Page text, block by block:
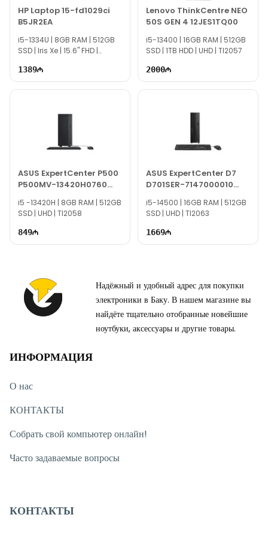
Если вам нужна помощь с выбором, наши опытные
специалисты доступны ежедневно с 10:00 до 19:00.
По всем вопросам, связанным с Asus ExpertCenter
P500 P500MV-13620H0010 90PF05I1-M004S0, мы
всегда готовы ответить через онлайн-поддержку на нашем
сайте.
электронной почте или отправить сообщение на наш номер
Благодарим вас за проявленный интерес!
​HP Laptop 15-fd1029ci
B5JR2EA
i5-1334U | 8GB RAM | 512GB
SSD | Iris Xe | 15.6" FHD |
1389
Lenovo ThinkCentre NEO
50S GEN 4 12JES1TQ00
i5-13400 | 16GB RAM | 512GB
SSD | 1TB HDD | UHD | TI2057
2000
ASUS ExpertCenter P500
P500MV-13420H0760
90PF05I1-M00CR0
i5 -13420H | 8GB RAM | 512GB
SSD | UHD | TI2058
849
ASUS ExpertCenter D7
D701SER-7147000010
90PF05N1-M000S0
i5-14500 | 16GB RAM | 512GB
SSD | UHD | TI2063
1669
Надёжный и удобный адрес для покупки
электроники в Баку. В нашем магазине вы
найдёте тщательно отобранные новейшие
ноутбуки, аксессуары и другие товары.
ИНФОРМАЦИЯ
О нас
КОНТАКТЫ
Собрать свой компьютер онлайн!
Часто задаваемые вопросы
КОНТАКТЫ